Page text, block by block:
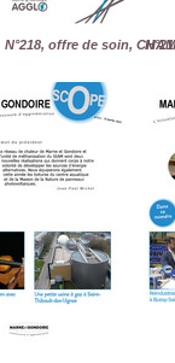
N°218, offre de soin, CHAM